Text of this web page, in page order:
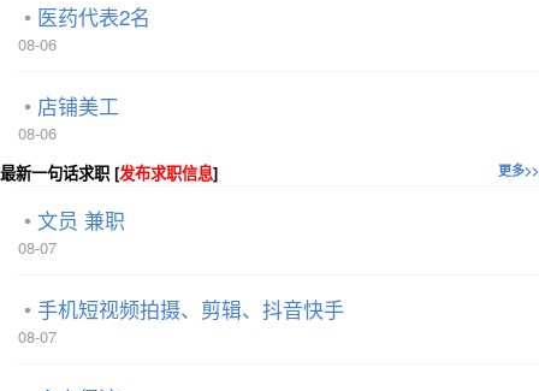
医药代表2名
08-06
店铺美工
08-06
更多>>
最新一句话求职 [发布求职信息]
文员 兼职
08-07
手机短视频拍摄、剪辑、抖音快手
08-07